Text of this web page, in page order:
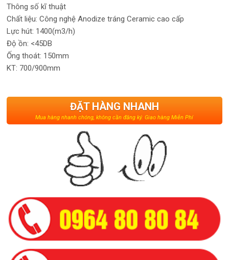
Thông số kĩ thuật
Chất liệu: Công nghệ Anodize tráng Ceramic cao cấp
Lực hút: 1400(m3/h)
Độ ồn: <45DB
Ống thoát: 150mm
KT: 700/900mm
ĐẶT HÀNG NHANH
Mua hàng nhanh chóng, không cần đăng ký. Giao hàng Miễn Phí